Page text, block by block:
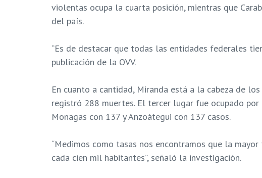
violentas ocupa la cuarta posición, mientras que
del país.
“Es de destacar que todas las entidades federales
publicación de la OVV.
En cuanto a cantidad, Miranda está a la cabeza de
registró 288 muertes. El tercer lugar fue ocupado
Monagas con 137 y Anzoátegui con 137 casos.
“Medimos como tasas nos encontramos que la
cada cien mil habitantes”, señaló la investigación.